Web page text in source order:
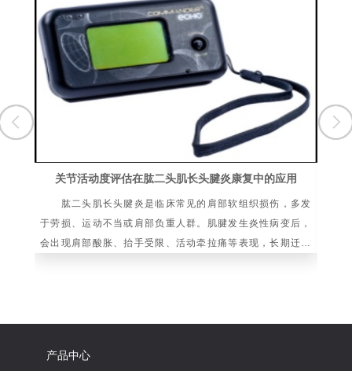
关节活动度评估在肱二头肌长头腱炎康复中的应用
肱二头肌长头腱炎是临床常见的肩部软组织损伤，多发
于劳损、运动不当或肩部负重人群。肌腱发生炎性病变后，
会出现肩部酸胀、抬手受限、活动牵拉痛等表现，长期迁延
产品中心